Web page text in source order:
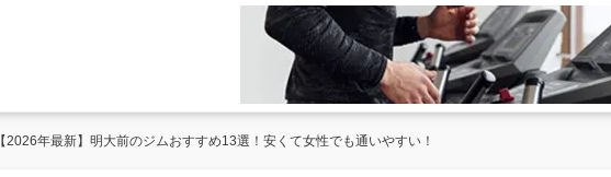
【2026年最新】明大前のジムおすすめ13選！安くて女性でも通いやすい！